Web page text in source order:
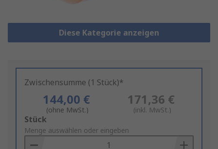
Diese Kategorie anzeigen
Zwischensumme (1 Stück)*
144,00 €
(ohne MwSt.)
171,36 €
(inkl. MwSt.)
Add
to
Basket
Stück
Menge auswählen oder eingeben